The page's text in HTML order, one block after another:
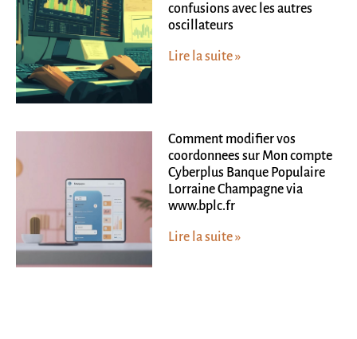
confusions avec les autres
oscillateurs
Lire la suite »
Comment modifier vos
coordonnees sur Mon compte
Cyberplus Banque Populaire
Lorraine Champagne via
www.bplc.fr
Lire la suite »